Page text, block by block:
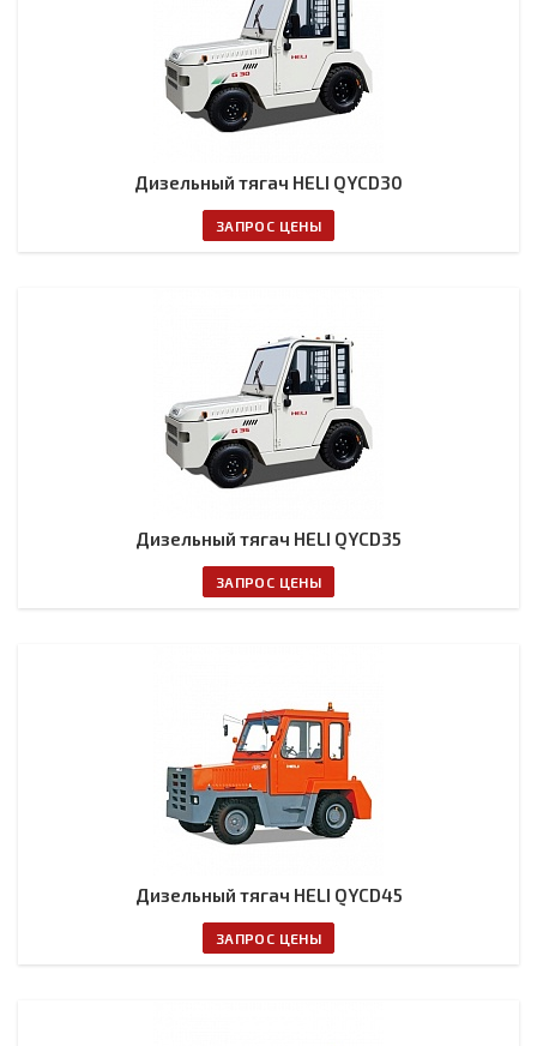
Дизельный тягач HELI QYCD30
ЗАПРОС ЦЕНЫ
Дизельный тягач HELI QYCD35
ЗАПРОС ЦЕНЫ
Дизельный тягач HELI QYCD45
ЗАПРОС ЦЕНЫ